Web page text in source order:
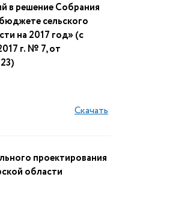
в решение Собрания
сельского
на 2017 год» (с
г. № 7, от
Скачать
проектирования
области